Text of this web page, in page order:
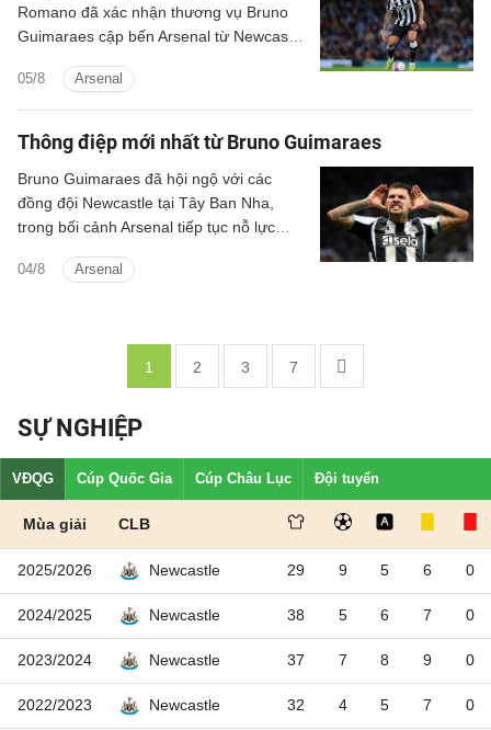
05/8 Arsenal
Romano đã xác nhận thương vụ Bruno
Guimaraes cập bến Arsenal từ Newcastle
Thông điệp mới nhất từ Bruno Guimaraes
04/8 Arsenal
Bruno Guimaraes đã hội ngộ với các
đồng đội Newcastle tại Tây Ban Nha,
trong bối cảnh Arsenal tiếp tục nỗ lực
1 2 3 7
SỰ NGHIỆP
VĐQG Cúp Quốc Gia Cúp Châu Lục Đội tuyển
Mùa giải CLB
2025/2026 Newcastle 29 9 5 6 0
2024/2025 Newcastle 38 5 6 7 0
2023/2024 Newcastle 37 7 8 9 0
2022/2023 Newcastle 32 4 5 7 0